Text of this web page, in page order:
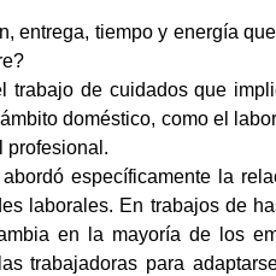
entrega, tiempo y energía
trabajo de cuidados que
doméstico, como el
profesional.
específicamente la
laborales. En trabajos de
en la mayoría de los
trabajadoras para